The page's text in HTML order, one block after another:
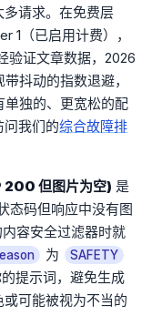
请求。在免费层
1（已启用计费），
验证文章数据，2026
抖动的指数退避，
独的、更宽松的配
我们的综合故障排
但图片为空) 是
态码但响应中没有图
容安全过滤器时就
为 SAFETY
提示词，避免生成
可能被视为不当的